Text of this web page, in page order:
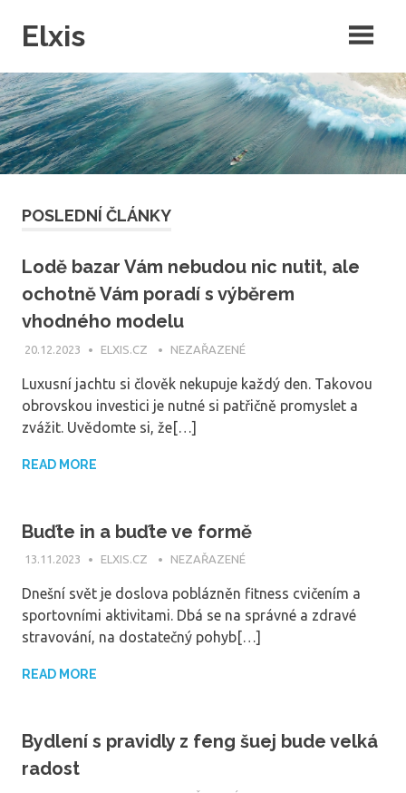
Elxis
intenretový magazín, ve kterém by byly rubriky pro každého? Přesně
to jsme pro vás udělali a navíc do něj můžete publikovat i vy!
POSLEDNÍ ČLÁNKY
Lodě bazar Vám nebudou nic nutit, ale
ochotně Vám poradí s výběrem
vhodného modelu
20.12.2023 ELXIS.CZ NEZAŘAZENÉ
Luxusní jachtu si člověk nekupuje každý den. Takovou
obrovskou investici je nutné si patřičně promyslet a
zvážit. Uvědomte si, že[…]
READ MORE
Buďte in a buďte ve formě
13.11.2023 ELXIS.CZ NEZAŘAZENÉ
Dnešní svět je doslova poblázněn fitness cvičením a
sportovními aktivitami. Dbá se na správné a zdravé
stravování, na dostatečný pohyb[…]
READ MORE
Bydlení s pravidly z feng šuej bude velká
radost